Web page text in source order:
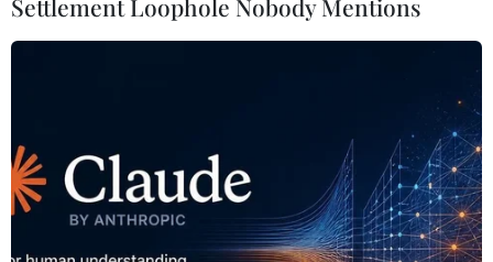
Điện thoại: (024) 39411349 - (024) 39411348, Fax: (024)
39411348
Email:
vietnamplus2008@gmail.com
© Bản quyền thuộc về VietnamPlus, TTXVN. Cấm sao chép dưới
Settlement Loophole Nobody Mentions